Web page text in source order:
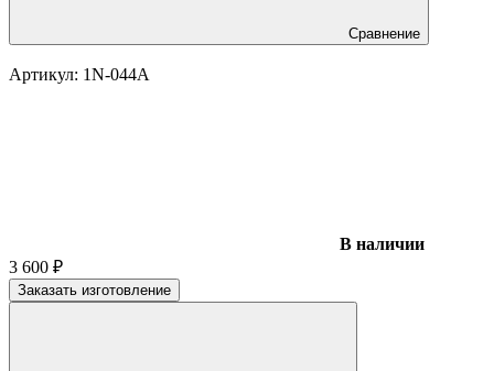
Сравнение
Артикул: 1N-044A
В наличии
3 600 ₽
Заказать изготовление